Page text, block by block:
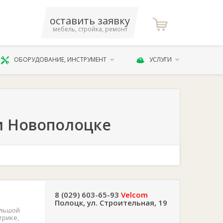
оставить заявку
мебель, стройка, ремонт
ОБОРУДОВАНИЕ, ИНСТРУМЕНТ УСЛУГИ
Новополоцке
8 (029) 603-65-93 Velcom
Полоцк, ул. Строительная, 19